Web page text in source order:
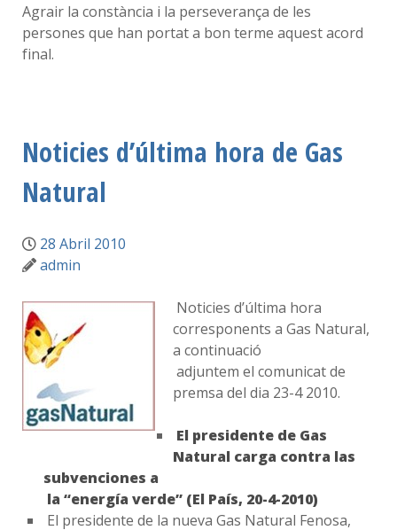
Agrair la constància i la perseverança de les
persones que han portat a bon terme aquest acord
final.
Noticies d’última hora de Gas
Natural
28 Abril 2010
admin
Noticies d’última hora
corresponents a Gas Natural,
a continuació
adjuntem el comunicat de
premsa del dia 23-4 2010.
El presidente de Gas
Natural carga contra las
subvenciones a
la “energía verde” (El País, 20-4-2010)
El presidente de la nueva Gas Natural Fenosa,